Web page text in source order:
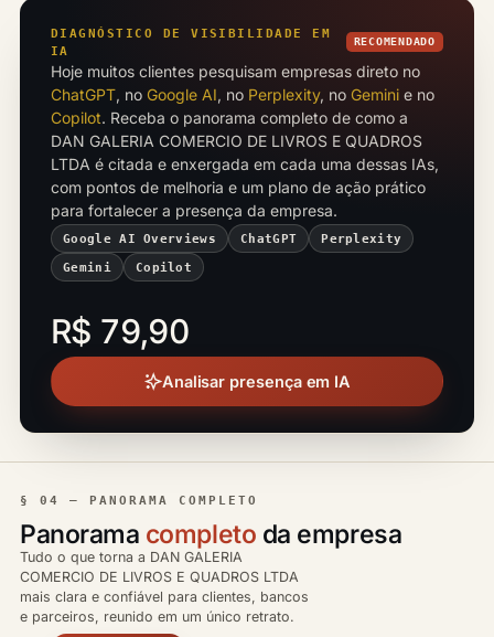
DIAGNÓSTICO DE VISIBILIDADE EM
IA
RECOMENDADO
Hoje muitos clientes pesquisam empresas direto no
ChatGPT, no Google AI, no Perplexity, no Gemini e no
Copilot. Receba o panorama completo de como a
DAN GALERIA COMERCIO DE LIVROS E QUADROS
LTDA é citada e enxergada em cada uma dessas IAs,
com pontos de melhoria e um plano de ação prático
para fortalecer a presença da empresa.
Google AI Overviews ChatGPT Perplexity
Gemini Copilot
R$ 79,90
Analisar presença em IA
§ 04 — PANORAMA COMPLETO
Panorama completo da empresa
Tudo o que torna a DAN GALERIA
COMERCIO DE LIVROS E QUADROS LTDA
mais clara e confiável para clientes, bancos
e parceiros, reunido em um único retrato.